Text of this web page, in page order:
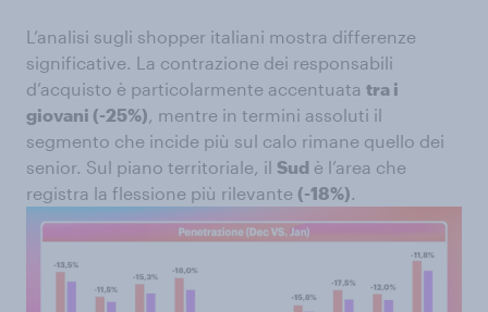
L’analisi sugli shopper italiani mostra differenze
significative. La contrazione dei responsabili
d’acquisto è particolarmente accentuata tra i
giovani (-25%), mentre in termini assoluti il
segmento che incide più sul calo rimane quello dei
senior. Sul piano territoriale, il Sud è l’area che
registra la flessione più rilevante (-18%).